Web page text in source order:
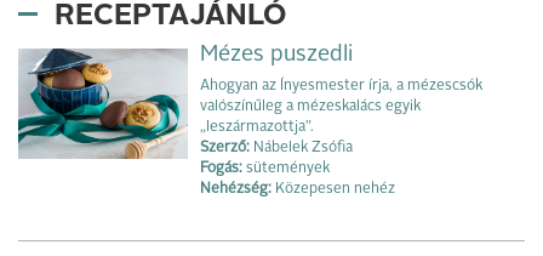
RECEPTAJÁNLÓ
Mézes puszedli
Ahogyan az Ínyesmester írja, a mézescsók
valószínűleg a mézeskalács egyik
„leszármazottja”.
Szerző: Nábelek Zsófia
Fogás: sütemények
Nehézség: Közepesen nehéz